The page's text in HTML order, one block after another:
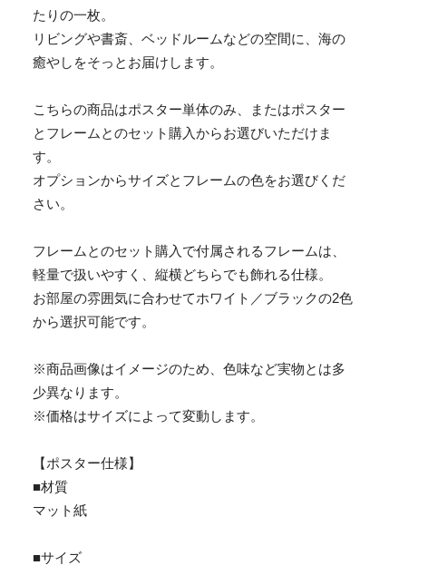
たりの一枚。
リビングや書斎、ベッドルームなどの空間に、海の
癒やしをそっとお届けします。
こちらの商品はポスター単体のみ、またはポスター
とフレームとのセット購入からお選びいただけま
す。
オプションからサイズとフレームの色をお選びくだ
さい。
フレームとのセット購入で付属されるフレームは、
軽量で扱いやすく、縦横どちらでも飾れる仕様。
お部屋の雰囲気に合わせてホワイト／ブラックの2色
から選択可能です。
※商品画像はイメージのため、色味など実物とは多
少異なります。
※価格はサイズによって変動します。
【ポスター仕様】
■材質
マット紙
■サイズ